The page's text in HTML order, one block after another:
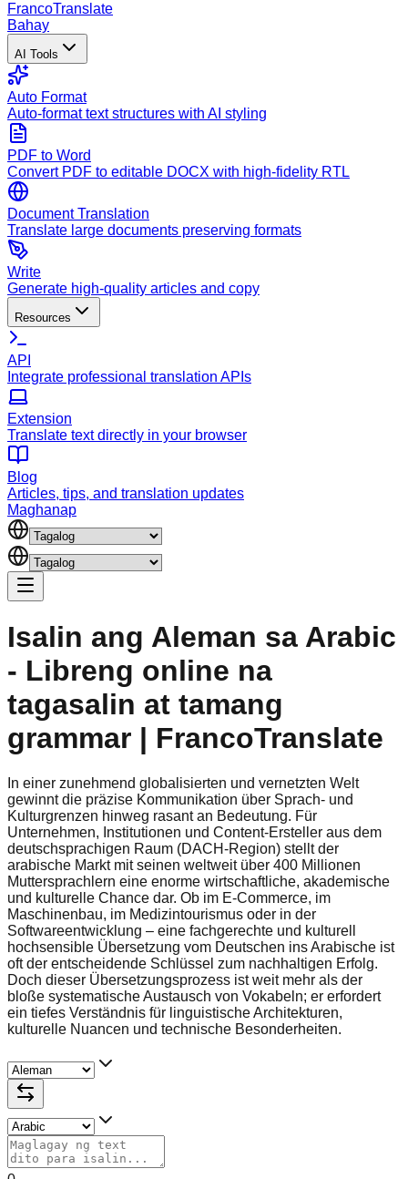
FrancoTranslate
Bahay
AI Tools
Auto Format
Auto-format text structures with AI styling
PDF to Word
Convert PDF to editable DOCX with high-fidelity RTL
Document Translation
Translate large documents preserving formats
Write
Generate high-quality articles and copy
Resources
API
Integrate professional translation APIs
Extension
Translate text directly in your browser
Blog
Articles, tips, and translation updates
Maghanap
Isalin ang Aleman sa Arabic
- Libreng online na
tagasalin at tamang
grammar | FrancoTranslate
In einer zunehmend globalisierten und vernetzten Welt
gewinnt die präzise Kommunikation über Sprach- und
Kulturgrenzen hinweg rasant an Bedeutung. Für
Unternehmen, Institutionen und Content-Ersteller aus dem
deutschsprachigen Raum (DACH-Region) stellt der
arabische Markt mit seinen weltweit über 400 Millionen
Muttersprachlern eine enorme wirtschaftliche, akademische
und kulturelle Chance dar. Ob im E-Commerce, im
Maschinenbau, im Medizintourismus oder in der
Softwareentwicklung – eine fachgerechte und kulturell
hochsensible Übersetzung vom Deutschen ins Arabische ist
oft der entscheidende Schlüssel zum nachhaltigen Erfolg.
Doch dieser Übersetzungsprozess ist weit mehr als der
bloße systematische Austausch von Vokabeln; er erfordert
ein tiefes Verständnis für linguistische Architekturen,
kulturelle Nuancen und technische Besonderheiten.